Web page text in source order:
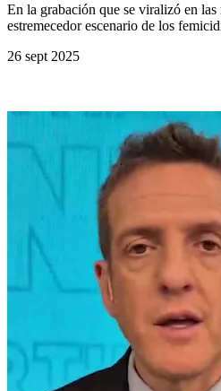
En la grabación que se viralizó en las
estremecedor escenario de los
26 sept 2025